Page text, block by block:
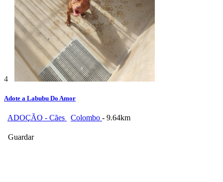
4
Adote a Labubu Do Amor
ADOÇÃO - Cães Colombo - 9.64km
Guardar